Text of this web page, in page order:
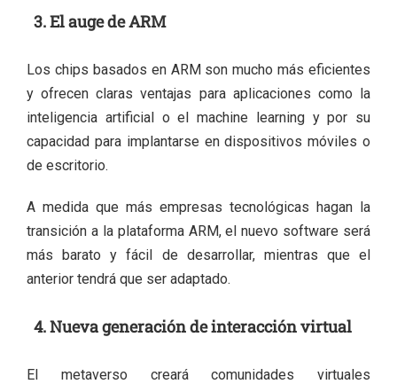
3. El auge de ARM
Los chips basados en ARM son mucho más eficientes
y ofrecen claras ventajas para aplicaciones como la
inteligencia artificial o el machine learning y por su
capacidad para implantarse en dispositivos móviles o
de escritorio.
A medida que más empresas tecnológicas hagan la
transición a la plataforma ARM, el nuevo software será
más barato y fácil de desarrollar, mientras que el
anterior tendrá que ser adaptado.
4. Nueva generación de interacción virtual
El metaverso creará comunidades virtuales